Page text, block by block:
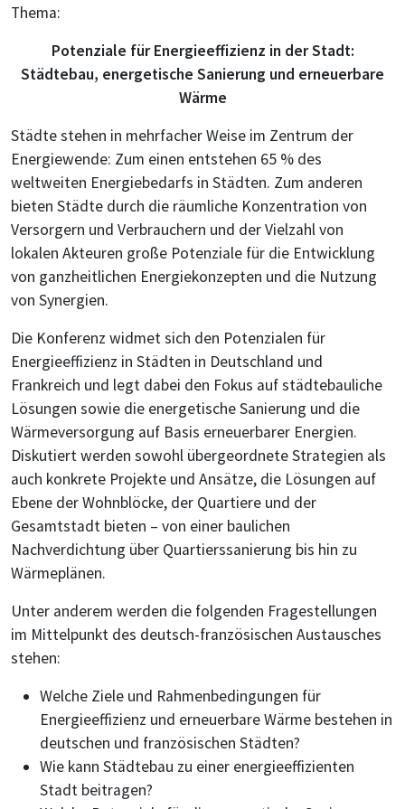
Thema:
Potenziale für Energieeffizienz in der Stadt:
Städtebau, energetische Sanierung und erneuerbare
Wärme
Städte stehen in mehrfacher Weise im Zentrum der
Energiewende: Zum einen entstehen 65 % des
weltweiten Energiebedarfs in Städten. Zum anderen
bieten Städte durch die räumliche Konzentration von
Versorgern und Verbrauchern und der Vielzahl von
lokalen Akteuren große Potenziale für die Entwicklung
von ganzheitlichen Energiekonzepten und die Nutzung
von Synergien.
Die Konferenz widmet sich den Potenzialen für
Energieeffizienz in Städten in Deutschland und
Frankreich und legt dabei den Fokus auf städtebauliche
Lösungen sowie die energetische Sanierung und die
Wärmeversorgung auf Basis erneuerbarer Energien.
Diskutiert werden sowohl übergeordnete Strategien als
auch konkrete Projekte und Ansätze, die Lösungen auf
Ebene der Wohnblöcke, der Quartiere und der
Gesamtstadt bieten – von einer baulichen
Nachverdichtung über Quartierssanierung bis hin zu
Wärmeplänen.
Unter anderem werden die folgenden Fragestellungen
im Mittelpunkt des deutsch-französischen Austausches
stehen:
Welche Ziele und Rahmenbedingungen für
Energieeffizienz und erneuerbare Wärme bestehen in
deutschen und französischen Städten?
Wie kann Städtebau zu einer energieeffizienten
Stadt beitragen?